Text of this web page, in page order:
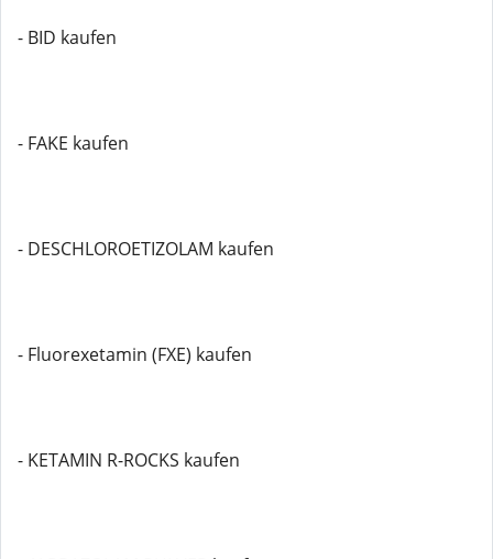
- BID kaufen
- FAKE kaufen
- DESCHLOROETIZOLAM kaufen
- Fluorexetamin (FXE) kaufen
- KETAMIN R-ROCKS kaufen